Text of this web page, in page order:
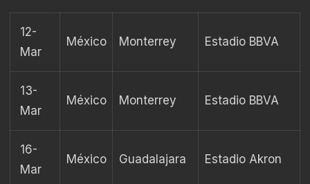
12-
Mar
México Monterrey Estadio BBVA
13-
Mar
México Monterrey Estadio BBVA
16-
Mar
México Guadalajara Estadio Akron